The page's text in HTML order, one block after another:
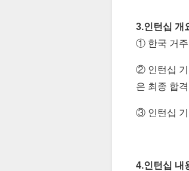
3.인턴십 개
① 한국 거주
② 인턴십 기
은 최종 합
③ 인턴십 기
4.인턴십 내